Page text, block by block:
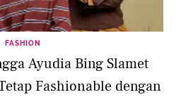
FASHION
Ayudia Bing Slamet
Fashionable dengan